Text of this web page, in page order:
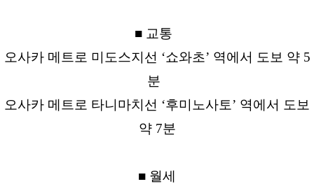
■ 교통
오사카 메트로 미도스지선 ‘쇼와초’ 역에서 도보 약 5
분
오사카 메트로 타니마치선 ‘후미노사토’ 역에서 도보
약 7분
■ 월세